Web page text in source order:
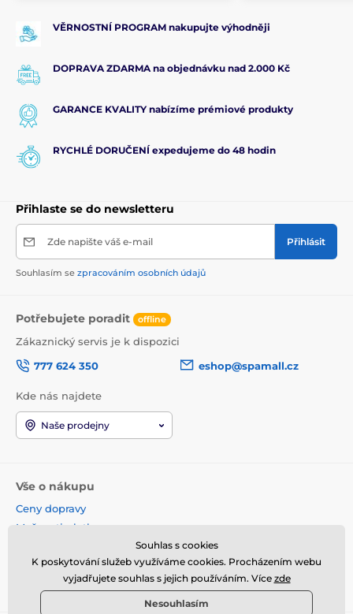
VĚRNOSTNÍ PROGRAM nakupujte výhodněji
DOPRAVA ZDARMA na objednávku nad 2.000 Kč
GARANCE KVALITY nabízíme prémiové produkty
RYCHLÉ DORUČENÍ expedujeme do 48 hodin
Přihlaste se do newsletteru
Zde napište váš e-mail Přihlásit
Souhlasím se zpracováním osobních údajů
Potřebujete poradit offline
Zákaznický servis je k dispozici
777 624 350
eshop@spamall.cz
Kde nás najdete
Naše prodejny
Vše o nákupu
Ceny dopravy
Možnosti platby
Reklamace a vrácení
Věrnostní program
Souhlas s cookies
K poskytování služeb využíváme cookies. Procházením webu
vyjadřujete souhlas s jejich používáním. Více zde
Nesouhlasím